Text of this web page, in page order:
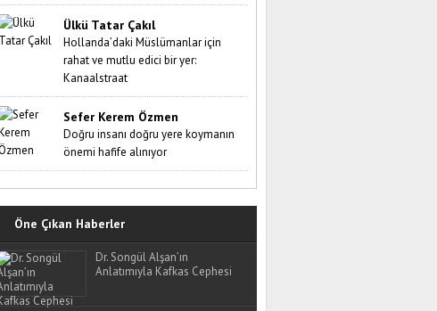
Ülkü Tatar Çakıl
Hollanda’daki Müslümanlar için
rahat ve mutlu edici bir yer:
Kanaalstraat
Sefer Kerem Özmen
Doğru insanı doğru yere koymanın
önemi hafife alınıyor
Öne Çıkan Haberler
Dr. Songül Alşan’ın
Anlatımıyla Kafkas Cephesi